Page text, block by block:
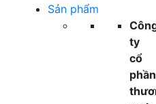
Sản phẩm
ty
cổ
phần